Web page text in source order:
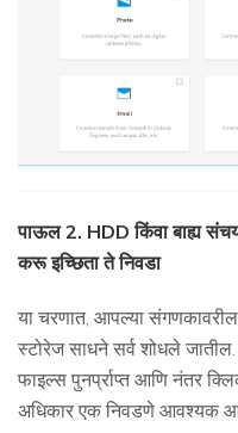
पाऊल 2. HDD किंवा बाह्य
करू इच्छिता ते निवडा
या चरणात, आपल्या
स्टोरेज साधने सर्व शोधले
फाइल्स पुनर्प्राप्त आणि नंतर
अधिकार एक निवडणे आवश्यक